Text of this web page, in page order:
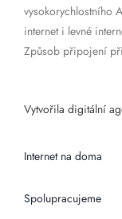
vysokorychlostního
internet i levné
Způsob připojení
Vytvořila digitální
Internet na doma
Spolupracujeme